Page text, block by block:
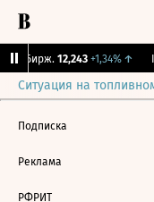
Бирж. 12,243 +1,34%↑
Ситуация на
Подписка
Реклама
РФРИТ